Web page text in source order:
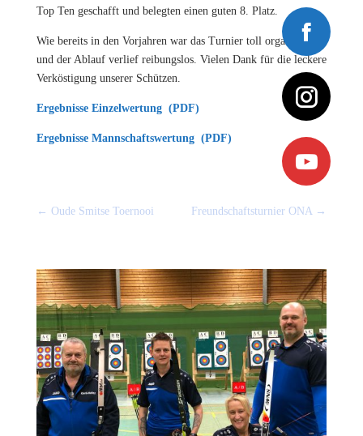
Top Ten geschafft und belegten einen guten 8. Platz.
Wie bereits in den Vorjahren war das Turnier toll organisiert
und der Ablauf verlief reibungslos. Vielen Dank für die leckere
Verköstigung unserer Schützen.
Ergebnisse Einzelwertung (PDF)
Ergebnisse Mannschaftswertung (PDF)
← Oude Smitse Toernooi Freundschaftsturnier ONA →